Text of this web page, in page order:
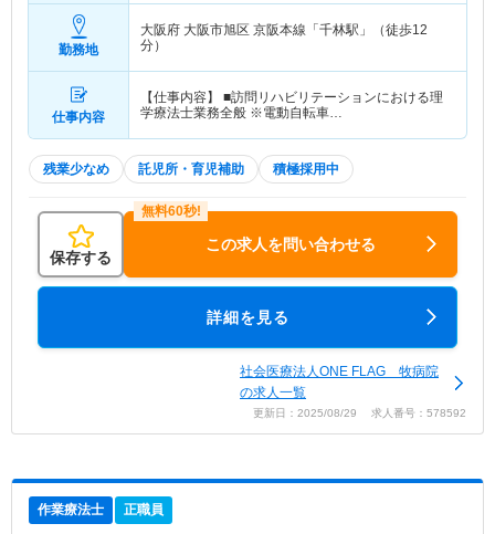
分＋賞与4ヶ月分計算
勤務地
大阪府 大阪市旭区 京阪本線「千林駅」（徒歩12
分）
仕事内容
【仕事内容】 ■訪問リハビリテーションにおける理
学療法士業務全般 ※電動自転車…
残業少なめ 託児所・育児補助 積極採用中
保存する
この求人を問い合わせる
詳細を見る
社会医療法人ONE FLAG 牧病院
の求人一覧
更新日：2025/08/29 求人番号：578592
作業療法士 正職員